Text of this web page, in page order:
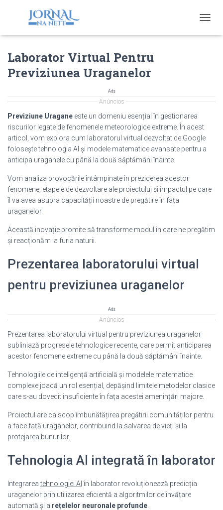
O
V
T
I
Laborator Virtual Pentru
Previziunea Uraganelor
Ads
Anúncios
Previziune Uragane este un domeniu esențial în gestionarea
riscurilor legate de fenomenele meteorologice extreme. În acest
articol, vom explora cum laboratorul virtual dezvoltat de Google
folosește tehnologia AI și modele matematice avansate pentru a
anticipa uraganele cu până la două săptămâni înainte.
Vom analiza provocările întâmpinate în prezicerea acestor
fenomene, etapele de dezvoltare ale proiectului și impactul pe care
îl va avea asupra capacității noastre de pregătire în fața
uraganelor.
Această inovație promite să transforme modul în care ne pregătim
și reacționăm la furia naturii.
Prezentarea laboratorului virtual
pentru previziunea uraganelor
Ads
Anúncios
Prezentarea laboratorului virtual pentru previziunea uraganelor
subliniază progresele tehnologice recente, care permit anticiparea
acestor fenomene extreme cu până la două săptămâni înainte.
Tehnologiile de inteligență artificială și modelele matematice
complexe joacă un rol esențial, depășind limitele metodelor clasice
care s-au dovedit insuficiente în fața acestei amenințări majore.
Proiectul are ca scop îmbunătățirea pregătirii comunităților pentru
a face față uraganelor, contribuind la salvarea de vieți și la
protejarea bunurilor.
Tehnologia AI integrată în laborator
Integrareatehnologiei AI în laborator revoluționează predicția
uraganelor prin utilizarea eficientă a algoritmilor de învățare
automată și a rețelelor neuronale profunde